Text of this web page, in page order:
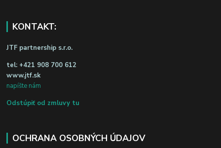
KONTAKT:
JTF partnership s.r.o.
tel: +421 908 700 612
www.jtf.sk
napíšte nám
Odstúpiť od zmluvy tu
OCHRANA OSOBNÝCH ÚDAJOV